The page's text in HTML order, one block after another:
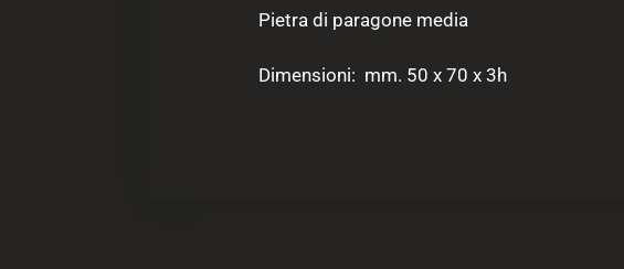
Pietra di paragone media
Dimensioni: mm. 50 x 70 x 3h